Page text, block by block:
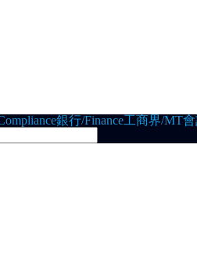
銀行/Finance工商界/MT